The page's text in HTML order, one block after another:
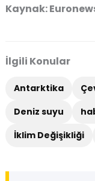
Kaynak:
İlgili Konular
Antarktika
Deniz suyu
İklim Değişikliği